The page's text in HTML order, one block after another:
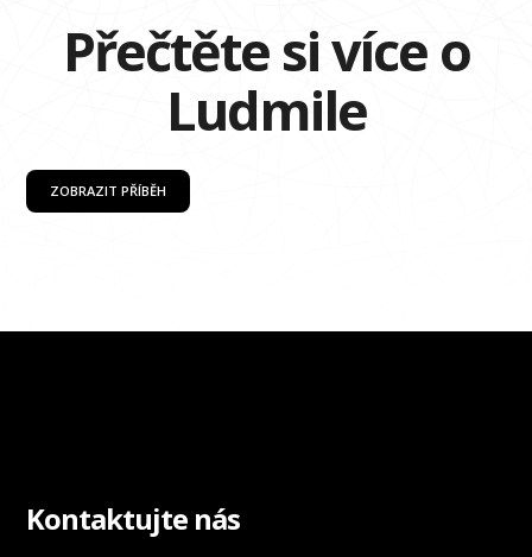
Přečtěte si více o
Ludmile
ZOBRAZIT PŘÍBĚH
Kontaktujte nás